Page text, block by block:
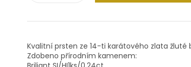
Kvalitní prsten ze 14-ti karátového zlata žluté
Zdobeno přírodním kamenem: